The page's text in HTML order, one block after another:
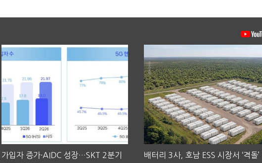
가입자 증가·AIDC 성장…SKT 2분기
배터리 3사, 호남 ESS 시장서 ‘격돌’